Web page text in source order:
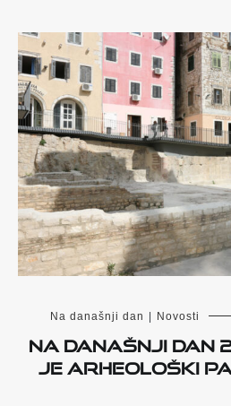
Na današnji dan Novosti
Na današnji dan
je Arheološki